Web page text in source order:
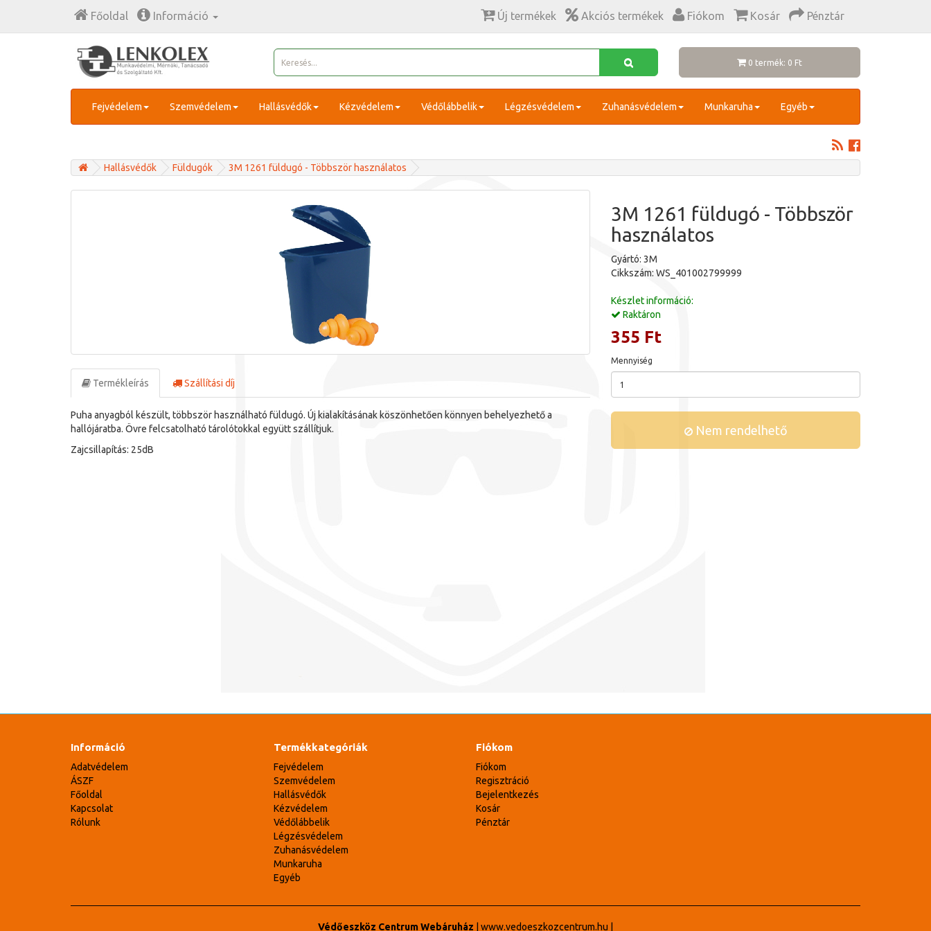
Főoldal Információ Új termékek Akciós termékek Fiókom Kosár Pénztár
0 termék: 0 Ft
Fejvédelem Szemvédelem Hallásvédők Kézvédelem Védőlábbelik Légzésvédelem Zuhanásvédelem Munkaruha Egyéb
Hallásvédők Füldugók 3M 1261 füldugó - Többször használatos
Termékleírás Szállítási díj
Puha anyagból készült, többször használható füldugó. Új kialakításának köszönhetően könnyen behelyezhető a
hallójáratba. Övre felcsatolható tárolótokkal együtt szállítjuk.
Zajcsillapítás: 25dB
3M 1261 füldugó - Többször
használatos
Gyártó: 3M
Cikkszám: WS_401002799999
Készlet információ:
Raktáron
355 Ft
Mennyiség
Nem rendelhető
Információ
Adatvédelem
ÁSZF
Főoldal
Kapcsolat
Rólunk
Termékkategóriák
Fejvédelem
Szemvédelem
Hallásvédők
Kézvédelem
Védőlábbelik
Légzésvédelem
Zuhanásvédelem
Munkaruha
Egyéb
Fiókom
Fiókom
Regisztráció
Bejelentkezés
Kosár
Pénztár
Védőeszköz Centrum Webáruház www.vedoeszkozcentrum.hu